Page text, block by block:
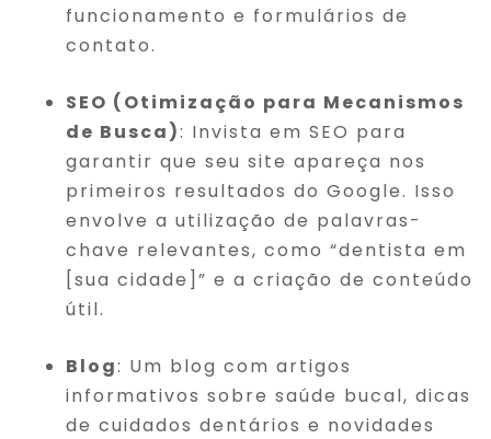
funcionamento e formulários de
contato.
SEO (Otimização para Mecanismos
de Busca): Invista em SEO para
garantir que seu site apareça nos
primeiros resultados do Google. Isso
envolve a utilização de palavras-
chave relevantes, como “dentista em
[sua cidade]” e a criação de conteúdo
útil.
Blog: Um blog com artigos
informativos sobre saúde bucal, dicas
de cuidados dentários e novidades